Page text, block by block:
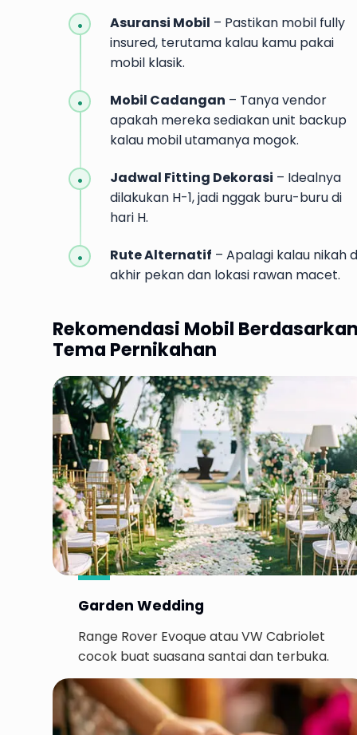
Asuransi Mobil – Pastikan mobil fully
insured, terutama kalau kamu pakai
mobil klasik.
Mobil Cadangan – Tanya vendor
apakah mereka sediakan unit backup
kalau mobil utamanya mogok.
Jadwal Fitting Dekorasi – Idealnya
dilakukan H-1, jadi nggak buru-buru di
hari H.
Rute Alternatif – Apalagi kalau nikah
akhir pekan dan lokasi rawan macet.
Rekomendasi Mobil
Tema Pernikahan
Garden Wedding
Range Rover Evoque atau VW Cabriolet
cocok buat suasana santai dan terbuka.